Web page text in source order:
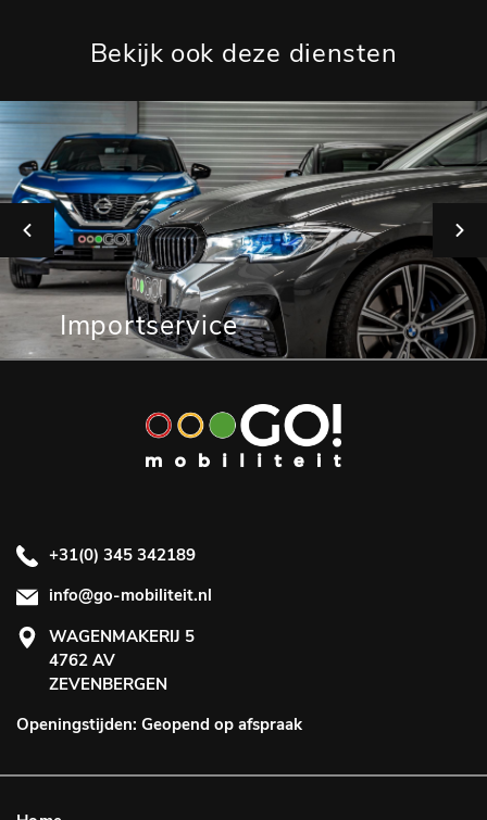
Bekijk ook deze diensten
Importservice
+31(0) 345 342189
info@go-mobiliteit.nl
WAGENMAKERIJ 5
4762 AV
ZEVENBERGEN
Openingstijden: Geopend op afspraak